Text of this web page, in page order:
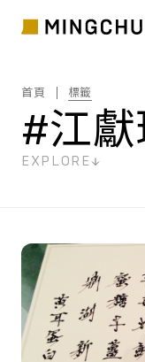
首頁 標籤
#江獻
EXPLORE
共1